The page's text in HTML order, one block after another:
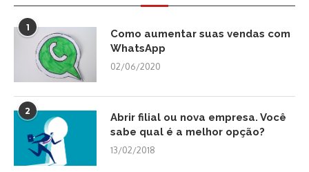
1
Como aumentar suas vendas com
WhatsApp
02/06/2020
2
Abrir filial ou nova empresa. Você
sabe qual é a melhor opção?
13/02/2018